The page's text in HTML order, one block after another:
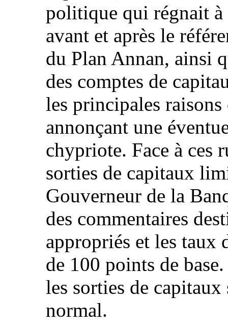
politique qui régnait
avant et après le
du Plan Annan, ainsi
des comptes de
les principales
annonçant une
chypriote. Face à ces
sorties de capitaux
Gouverneur de la
des commentaires
appropriés et les taux
de 100 points de
les sorties de
normal.